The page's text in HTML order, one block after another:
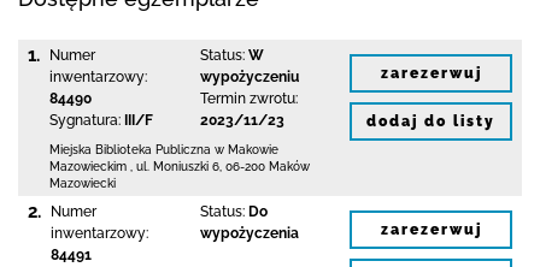
1.
Numer
inwentarzowy:
84490
Sygnatura:
III/F
Status: W
wypożyczeniu
Termin zwrotu:
2023/11/23
Miejska Biblioteka Publiczna w Makowie
Mazowieckim
ul. Moniuszki 6 06-200 Maków
Mazowiecki
zarezerwuj
dodaj do listy
2.
Numer
inwentarzowy:
84491
Status: Do
wypożyczenia
zarezerwuj